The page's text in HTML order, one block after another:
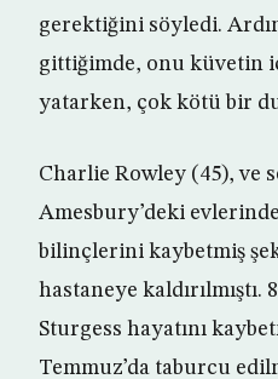
gerektiğini söyledi.
gittiğimde, onu küvetin
yatarken, çok kötü bir
Charlie Rowley (45), ve
Amesbury’deki
bilinçlerini kaybetmiş
hastaneye
Sturgess hayatını
Temmuz’da taburcu